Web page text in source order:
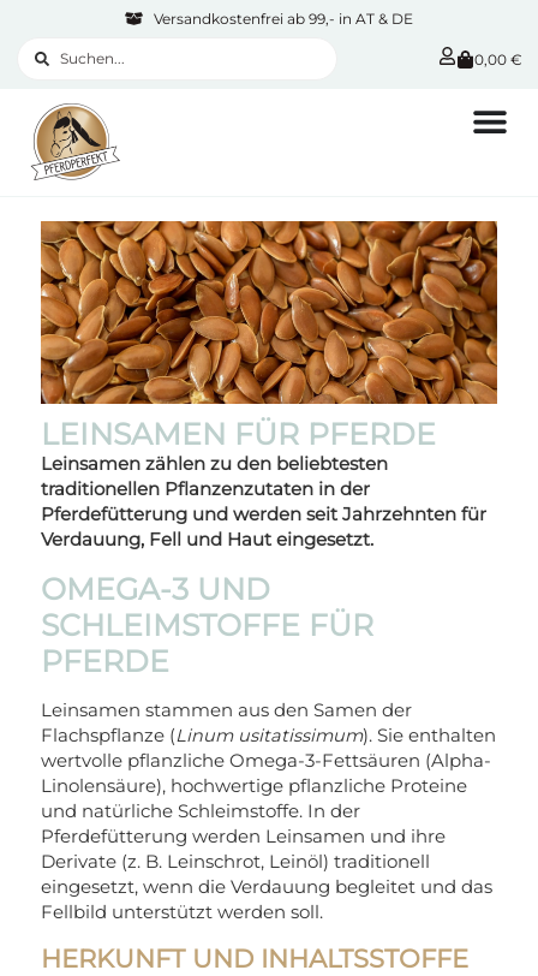
Versandkostenfrei ab 99,- in AT & DE
0,00 €
LEINSAMEN FÜR PFERDE
Leinsamen zählen zu den beliebtesten
traditionellen Pflanzenzutaten in der
Pferdefütterung und werden seit Jahrzehnten für
Verdauung, Fell und Haut eingesetzt.
OMEGA-3 UND
SCHLEIMSTOFFE FÜR
PFERDE
Leinsamen stammen aus den Samen der
Flachspflanze (Linum usitatissimum). Sie enthalten
wertvolle pflanzliche Omega-3-Fettsäuren (Alpha-
Linolensäure), hochwertige pflanzliche Proteine
und natürliche Schleimstoffe. In der
Pferdefütterung werden Leinsamen und ihre
Derivate (z. B. Leinschrot, Leinöl) traditionell
eingesetzt, wenn die Verdauung begleitet und das
Fellbild unterstützt werden soll.
HERKUNFT UND INHALTSSTOFFE